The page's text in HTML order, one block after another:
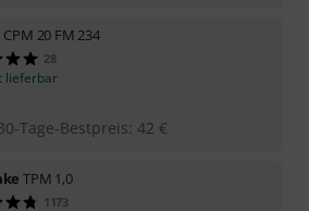
CPM 20 FM 234
28
lieferbar
Tage-Bestpreis: 42 €
TPM 1,0
1173